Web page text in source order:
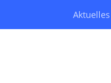
Aktuelles